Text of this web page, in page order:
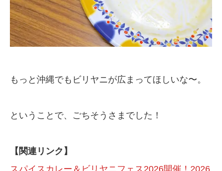
もっと沖縄でもビリヤニが広まってほしいな〜。
ということで、ごちそうさまでした！
【関連リンク】
スパイスカレー＆ビリヤニフェス2026開催！2026